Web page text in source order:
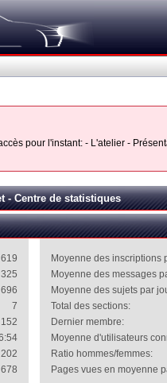
pour l'instant: - L'atelier -
- Centre de statistiques
7
152
202
Moyenne des inscriptions
Moyenne des messages
Moyenne des sujets par
Total des sections:
Dernier membre:
Moyenne d'utilisateurs
Ratio hommes/femmes:
Pages vues en moyenne